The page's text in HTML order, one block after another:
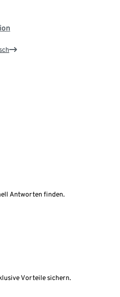
Antworten finden.
Vorteile sichern.